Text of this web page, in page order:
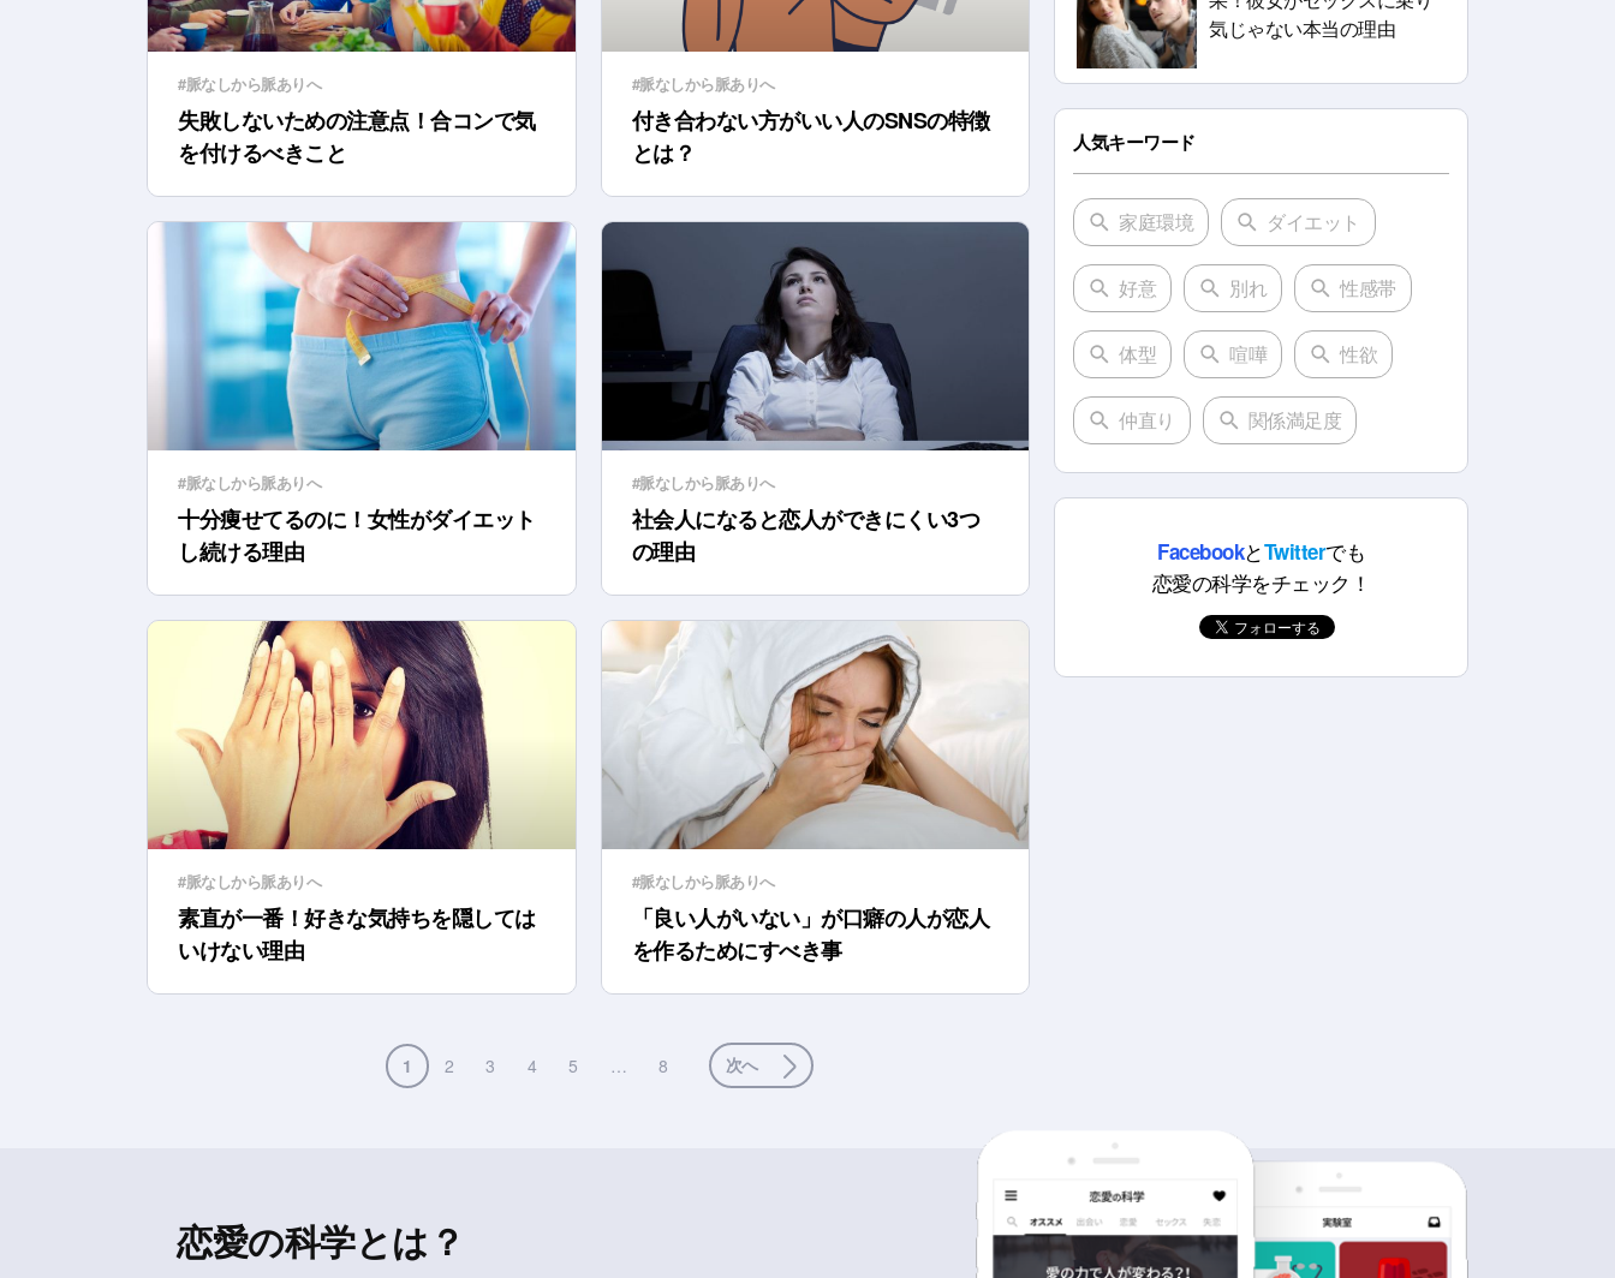
#脈なしから脈ありへ
失敗しないための注意点！合コンで気
を付けるべきこと
#脈なしから脈ありへ
付き合わない方がいい人のSNSの特徴
とは？
#脈なしから脈ありへ
十分痩せてるのに！女性がダイエット
し続ける理由
#脈なしから脈ありへ
社会人になると恋人ができにくい3つ
の理由
#脈なしから脈ありへ
素直が一番！好きな気持ちを隠しては
いけない理由
#脈なしから脈ありへ
「良い人がいない」が口癖の人が恋人
を作るためにすべき事
1 2 3 4 5 … 8 次へ
気じゃない本当の理由
人気キーワード
家庭環境 ダイエット
好意 別れ 性感帯
体型 喧嘩 性欲
仲直り 関係満足度
FacebookとTwitterでも
恋愛の科学をチェック！
恋愛の科学とは？